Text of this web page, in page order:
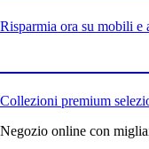
Risparmia ora su mobili e
Collezioni premium
Negozio online con